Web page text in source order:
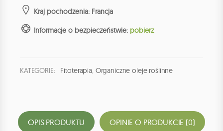
Kraj pochodzenia: Francja
Informacje o bezpieczeństwie: pobierz
KATEGORIE: Fitoterapia, Organiczne oleje roślinne
OPIS PRODUKTU OPINIE O PRODUKCIE (0)